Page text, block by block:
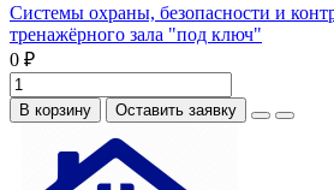
Системы охраны, безопасности и
тренажёрного зала "под ключ"
0 ₽
В корзину Оставить заявку